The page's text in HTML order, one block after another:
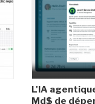
L'IA
Md$ de